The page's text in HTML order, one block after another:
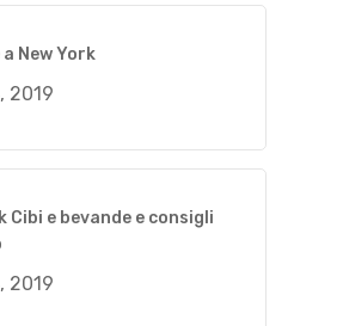
New York
2019
Cibi e bevande e consigli
2019